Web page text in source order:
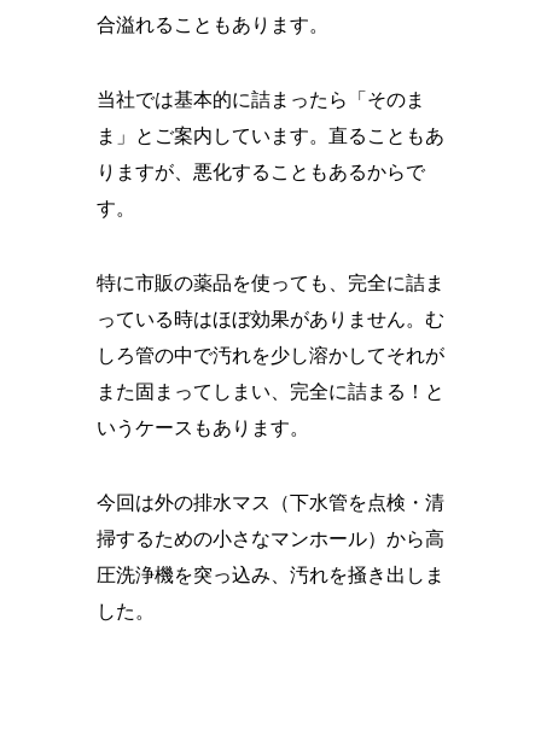
合溢れることもあります。
当社では基本的に詰まったら「そのま
ま」とご案内しています。直ることもあ
りますが、悪化することもあるからで
す。
特に市販の薬品を使っても、完全に詰ま
っている時はほぼ効果がありません。む
しろ管の中で汚れを少し溶かしてそれが
また固まってしまい、完全に詰まる！と
いうケースもあります。
今回は外の排水マス（下水管を点検・清
掃するための小さなマンホール）から高
圧洗浄機を突っ込み、汚れを掻き出しま
した。